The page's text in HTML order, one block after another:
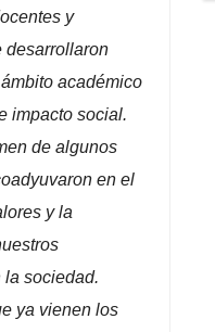
y
desarrollaron
académico
impacto social.
de algunos
en el
y la
la sociedad.
ya vienen los